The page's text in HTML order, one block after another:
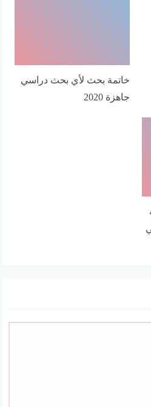
خاتمة بحث لأي بحث دراسي
جاهزة 2020